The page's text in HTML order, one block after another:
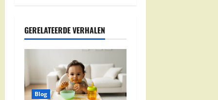
h
t
n
a
GERELATEERDE VERHALEN
Blog